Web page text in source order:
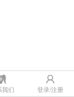
我们 登录/注册